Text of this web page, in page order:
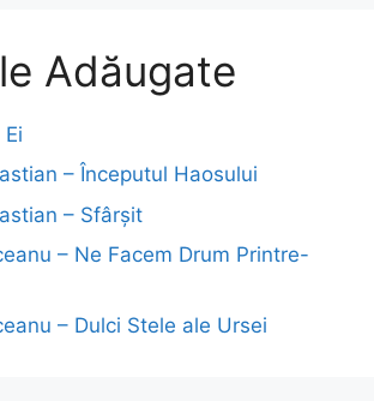
Adăugate
– Începutul Haosului
– Sfârșit
– Ne Facem Drum Printre-
– Dulci Stele ale Ursei